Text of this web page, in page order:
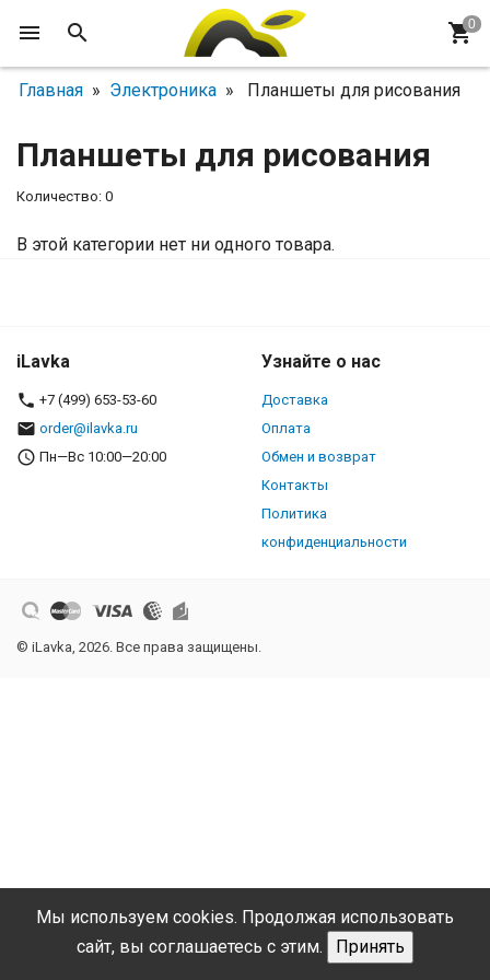
Мы используем cookies. Продолжая использовать
сайт, вы соглашаетесь с этим.
Принять
Главная » Электроника » Планшеты для рисования
Планшеты для рисования
Количество: 0
В этой категории нет ни одного товара.
iLavka
+7 (499) 653-53-60
order@ilavka.ru
Пн—Вс 10:00—20:00
Узнайте о нас
Доставка
Оплата
Обмен и возврат
Контакты
Политика
конфиденциальности
© iLavka, 2026. Все права защищены.